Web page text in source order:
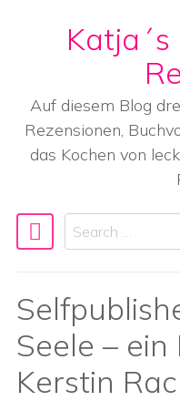
Skip to content
Auf diesem Blog
Rezensionen,
das Kochen von
Main
Search
Seele –
Kerstin